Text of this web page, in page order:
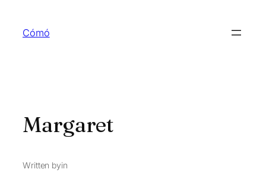
content
Cómó
Margaret
Written byin